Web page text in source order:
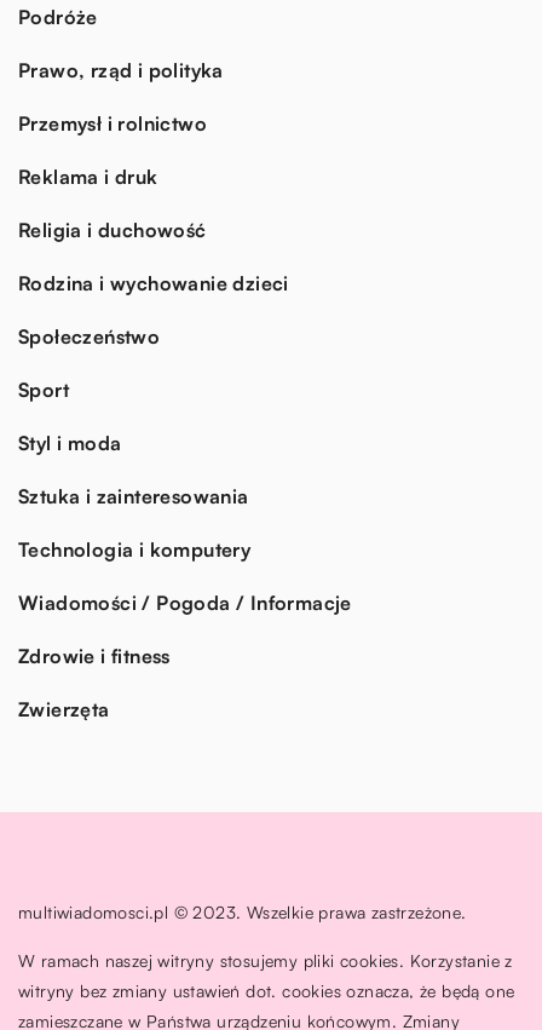
Podróże
Prawo, rząd i polityka
Przemysł i rolnictwo
Reklama i druk
Religia i duchowość
Rodzina i wychowanie dzieci
Społeczeństwo
Sport
Styl i moda
Sztuka i zainteresowania
Technologia i komputery
Wiadomości / Pogoda / Informacje
Zdrowie i fitness
Zwierzęta
multiwiadomosci.pl © 2023. Wszelkie prawa zastrzeżone.
W ramach naszej witryny stosujemy pliki cookies. Korzystanie z
witryny bez zmiany ustawień dot. cookies oznacza, że będą one
zamieszczane w Państwa urządzeniu końcowym. Zmiany